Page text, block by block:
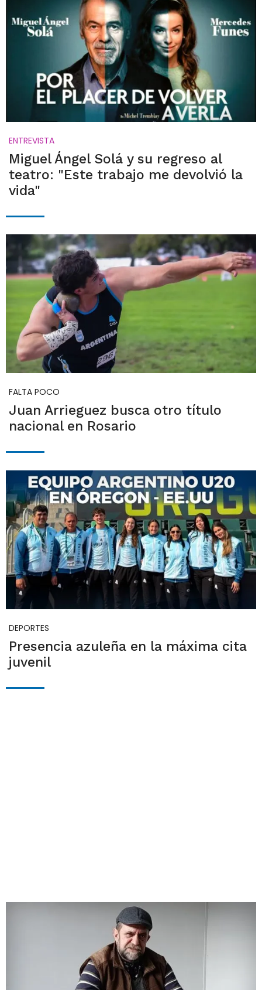
ENTREVISTA
Miguel Ángel Solá y su regreso al
teatro: "Este trabajo me devolvió la
vida"
FALTA POCO
Juan Arrieguez busca otro título
nacional en Rosario
DEPORTES
Presencia azuleña en la máxima cita
juvenil